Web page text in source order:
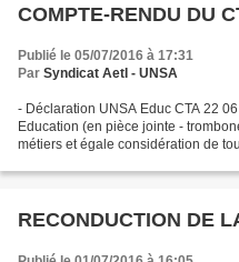
COMPTE-RENDU DU
Publié le 05/07/2016 à 17:31
Par Syndicat AetI - UNSA
- Déclaration UNSA Educ CTA 22
Education (en pièce jointe -
métiers et égale considération de
RECONDUCTION DE